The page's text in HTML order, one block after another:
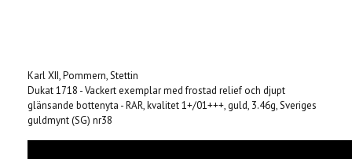
Karl XII, Pommern, Stettin
Dukat 1718 - Vackert exemplar med frostad relief och djupt
glänsande bottenyta - RAR, kvalitet 1+/01+++, guld, 3.46g, Sveriges
guldmynt (SG) nr38